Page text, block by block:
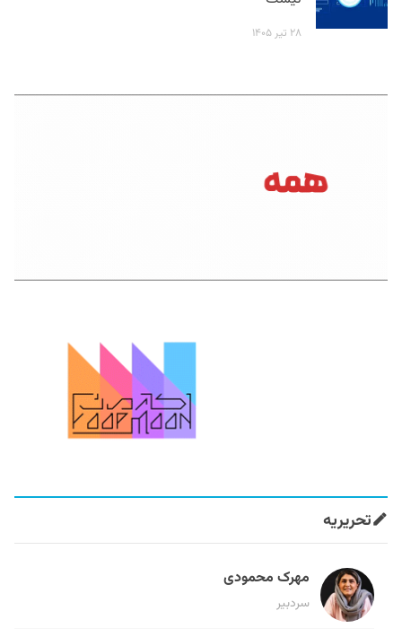
۲۸ تیر ۱۴۰۵
تحریریه
مهرک محمودی
سردبیر